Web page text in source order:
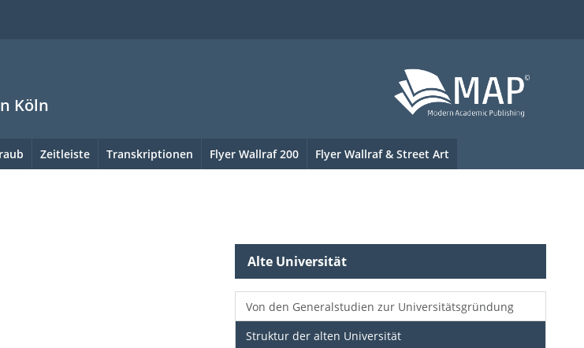
Köln
Zeitleiste Transkriptionen Flyer Wallraf 200 Flyer Wallraf & Street Art
Alte Universität
Von den Generalstudien zur Universitätsgründung
Struktur der alten Universität